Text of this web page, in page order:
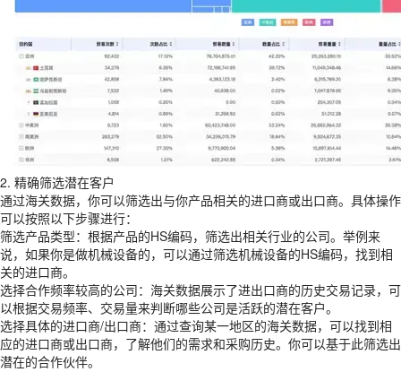
2. 精确筛选潜在客户
通过海关数据，你可以筛选出与你产品相关的进口商或出口商。具体操作
可以按照以下步骤进行：
筛选产品类型：根据产品的HS编码，筛选出相关行业的公司。举例来
说，如果你是做机械设备的，可以通过筛选机械设备的HS编码，找到相
关的进口商。
选择合作频率较高的公司：海关数据展示了进出口商的历史交易记录，可
以根据交易频率、交易量来判断哪些公司是活跃的潜在客户。
选择具体的进口商/出口商：通过查询某一地区的海关数据，可以找到相
应的进口商或出口商，了解他们的需求和采购历史。你可以基于此筛选出
潜在的合作伙伴。